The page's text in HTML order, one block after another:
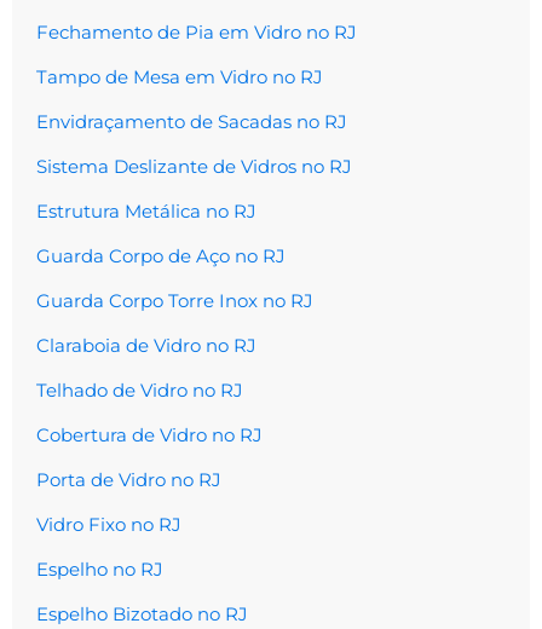
Fechamento de Pia em Vidro no RJ
Tampo de Mesa em Vidro no RJ
Envidraçamento de Sacadas no RJ
Sistema Deslizante de Vidros no RJ
Estrutura Metálica no RJ
Guarda Corpo de Aço no RJ
Guarda Corpo Torre Inox no RJ
Claraboia de Vidro no RJ
Telhado de Vidro no RJ
Cobertura de Vidro no RJ
Porta de Vidro no RJ
Vidro Fixo no RJ
Espelho no RJ
Espelho Bizotado no RJ